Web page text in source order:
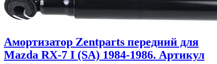
Амортизатор Zentparts передний для
Mazda RX-7 I (SA) 1984-1986. Артикул